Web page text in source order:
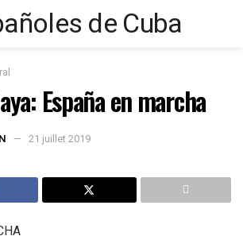
España en marcha
21 juillet 2019